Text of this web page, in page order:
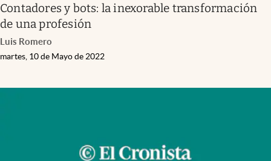
Contadores y bots: la inexorable transformación
de una profesión
Luis Romero
martes, 10 de Mayo de 2022